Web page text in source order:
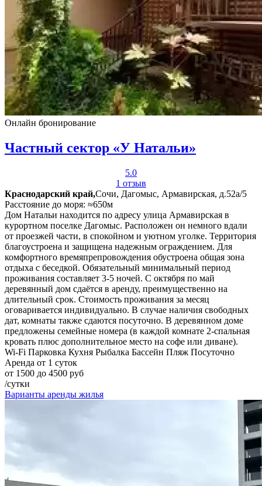
Онлайн бронирование
Частный сектор «У Натальи»
5.0
1 отзыв
Краснодарский край,Сочи, Дагомыс, Армавирская, д.52а/5
Расстояние до моря: ≈650м
Дом Натальи находится по адресу улица Армавирская в
курортном поселке Дагомыс. Расположен он немного вдали
от проезжей части, в спокойном и уютном уголке. Территория
благоустроена и защищена надежным ограждением. Для
комфортного времяпрепровождения обустроена общая зона
отдыха с беседкой. Обязательный минимальный период
проживания составляет 3-5 ночей. С октября по май
деревянный дом сдаётся в аренду, преимущественно на
длительный срок. Стоимость проживания за месяц
оговаривается индивидуально. В случае наличия свободных
дат, комнаты также сдаются посуточно. В деревянном доме
предложены семейные номера (в каждой комнате 2-спальная
кровать плюс дополнительное место на софе или диване).
Wi-Fi Парковка Кухня Рыбалка Бассейн Пляж Посуточно
Аренда от 1 суток
от 1500 до 4500 руб
/сутки
Варианты аренды жилья